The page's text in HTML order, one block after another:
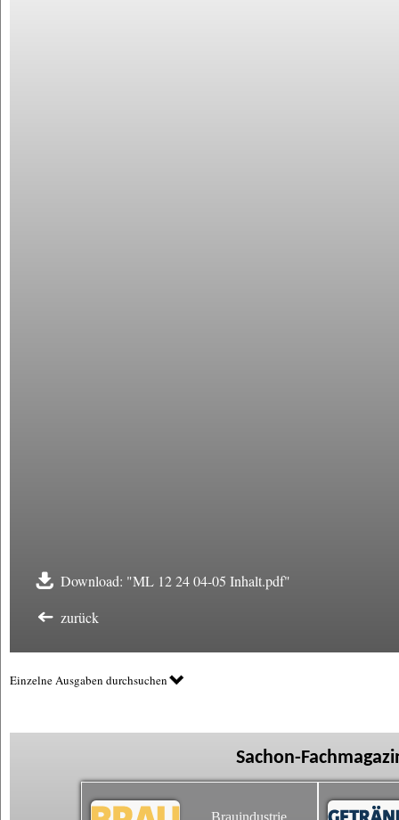
Download: "ML 12 24 04-05 Inhalt.pdf"
zurück
Einzelne Ausgaben durchsuchen
Sachon-
Brauindustrie